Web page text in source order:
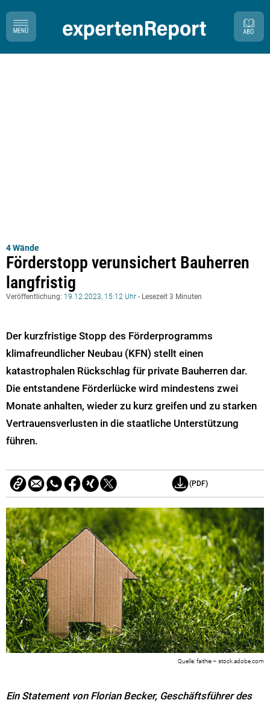
4 Wände
Förderstopp verunsichert Bauherren
langfristig
Veröffentlichung: 19.12.2023, 15:12 Uhr - Lesezeit 3 Minuten
Der kurzfristige Stopp des Förderprogramms
klimafreundlicher Neubau (KFN) stellt einen
katastrophalen Rückschlag für private Bauherren dar.
Die entstandene Förderlücke wird mindestens zwei
Monate anhalten, wieder zu kurz greifen und zu starken
Vertrauensverlusten in die staatliche Unterstützung
führen.
(PDF)
faithie – stock.adobe.com
Ein Statement von Florian Becker, Geschäftsführer des